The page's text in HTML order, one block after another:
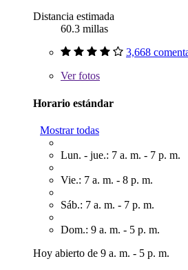
Distancia estimada
60.3 millas
3,668
Verfotos
Horario estándar
Mostrar todas
Lun. - jue.: 7 a. m. - 7 p. m.
Vie.: 7 a. m. - 8 p. m.
Sáb.: 7 a. m. - 7 p. m.
Dom.: 9 a. m. - 5 p. m.
Hoy abierto de 9 a. m. - 5 p. m.